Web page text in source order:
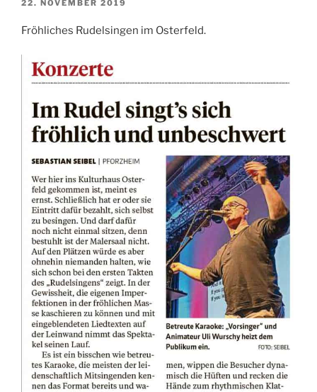
VERÖFFENTLICHT
22. NOVEMBER 2019
Fröhliches Rudelsingen im Osterfeld.